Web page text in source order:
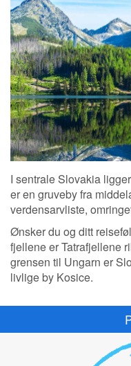
I sentrale Slovakia
er en gruveby fra
verdensarvliste,
Ønsker du og ditt
fjellene er Tatrafjellene
grensen til Ungarn er
livlige by Kosice.